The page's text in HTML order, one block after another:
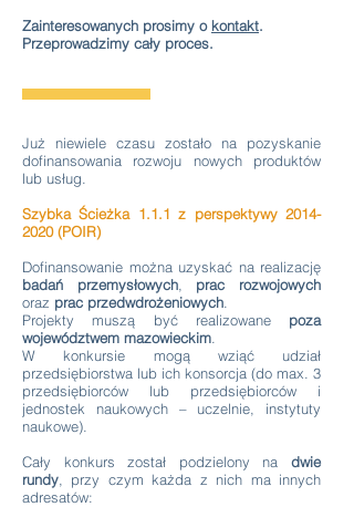
Zainteresowanych prosimy o kontakt.
Przeprowadzimy cały proces.
Już niewiele czasu zostało na pozyskanie
dofinansowania rozwoju nowych produktów
lub usług.
Szybka Ścieżka 1.1.1 z perspektywy 2014-
2020(POIR)
Dofinansowanie można uzyskać na realizację
badań przemysłowych, prac rozwojowych
oraz prac przedwdrożeniowych
Projekty muszą być realizowane poza
województwem mazowieckim
W konkursie mogą wziąć udział
przedsiębiorstwa lub ich konsorcja (do max. 3
przedsiębiorców lub przedsiębiorców i
jednostek naukowych – uczelnie, instytuty
naukowe).
Cały konkurs został podzielony na dwie
rundy , przy czym każda z nich ma innych
adresatów: